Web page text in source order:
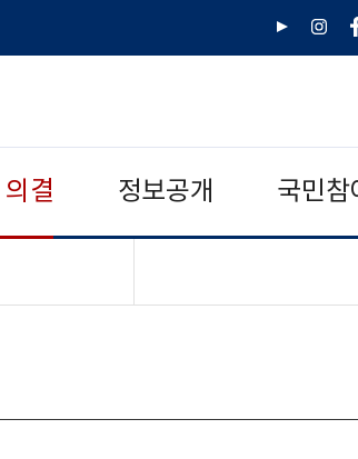
유
인
페
결 정보공개 국민참